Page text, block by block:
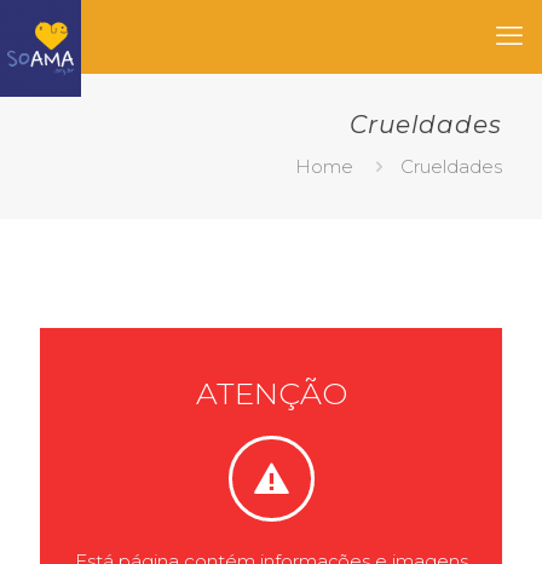
Crueldades
Home Crueldades
ATENÇÃO